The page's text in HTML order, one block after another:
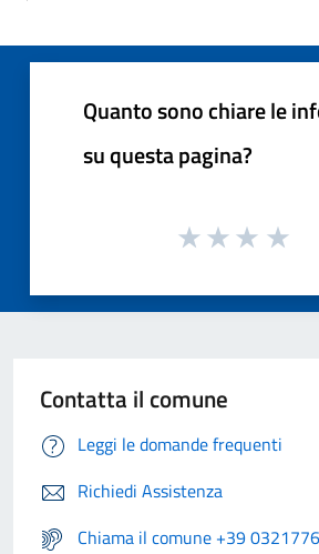
Quanto sono chiare le
su questa pagina?
Contatta il comune
Leggi le domande frequenti
Richiedi Assistenza
Chiama il comune +39